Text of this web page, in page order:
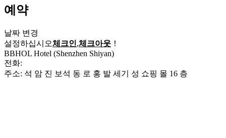
예약
날짜 변경
설정하십시오체크인,체크아웃 ！
BBHOL Hotel (Shenzhen Shiyan)
전화:
주소: 석 암 진 보석 동 로 홍 발 세기 성 쇼핑 몰 16 층